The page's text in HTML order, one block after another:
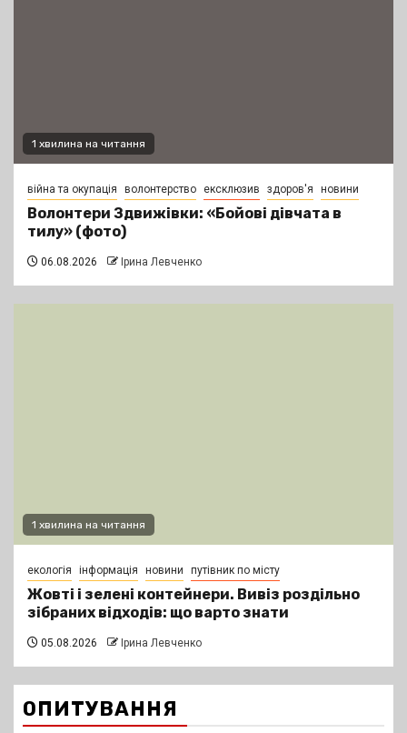
1 хвилина на читання
війна та окупація волонтерство ексклюзив здоров'я новини
Волонтери Здвижівки: «Бойові дівчата в
тилу» (фото)
06.08.2026 Ірина Левченко
1 хвилина на читання
екологія інформація новини путівник по місту
Жовті і зелені контейнери. Вивіз роздільно
зібраних відходів: що варто знати
05.08.2026 Ірина Левченко
ОПИТУВАННЯ